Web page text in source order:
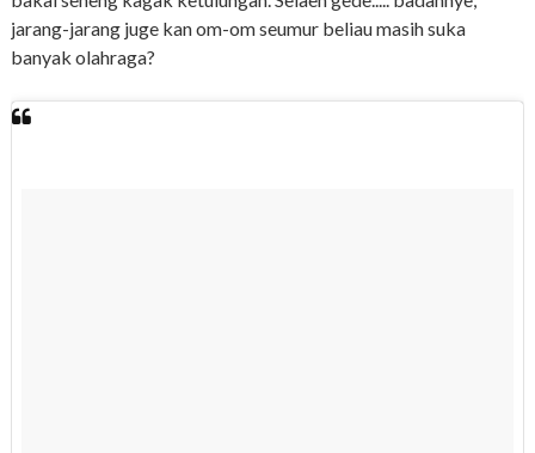
jarang-jarang juge kan om-om seumur beliau masih suka
banyak olahraga?